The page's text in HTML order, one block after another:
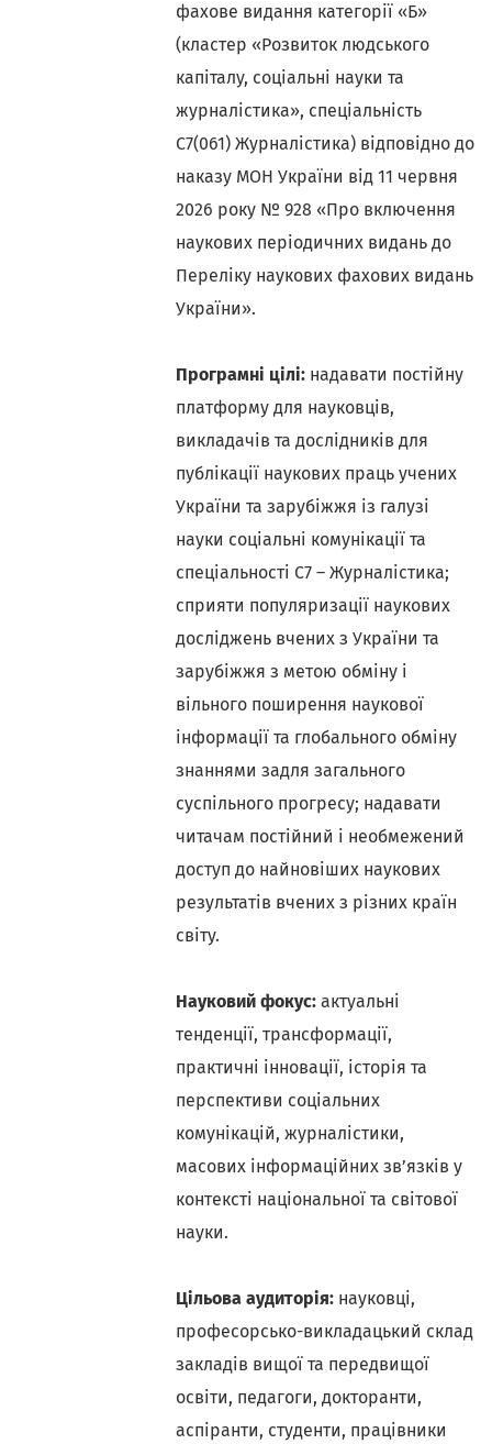
фахове видання категорії «Б»
(кластер «Розвиток людського
капіталу, соціальні науки та
журналістика», спеціальність
С7(061) Журналістика) відповідно до
наказу МОН України від 11 червня
2026 року № 928 «Про включення
наукових періодичних видань до
Переліку наукових фахових видань
України».
Програмні цілі: надавати постійну
платформу для науковців,
викладачів та дослідників для
публікації наукових праць учених
України та зарубіжжя із галузі
науки соціальні комунікації та
спеціальності С7 – Журналістика;
сприяти популяризації наукових
досліджень вчених з України та
зарубіжжя з метою обміну і
вільного поширення наукової
інформації та глобального обміну
знаннями задля загального
суспільного прогресу; надавати
читачам постійний і необмежений
доступ до найновіших наукових
результатів вчених з різних країн
світу.
Науковий фокус: актуальні
тенденції, трансформації,
практичні інновації, історія та
перспективи соціальних
комунікацій, журналістики,
масових інформаційних зв’язків у
контексті національної та світової
науки.
Цільова аудиторія: науковці,
професорсько-викладацький склад
закладів вищої та передвищої
освіти, педагоги, докторанти,
аспіранти, студенти, працівники